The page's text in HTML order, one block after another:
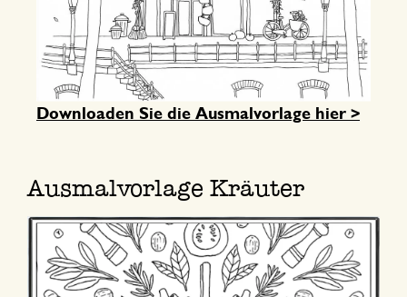
Downloaden Sie die Ausmalvorlage hier >
Ausmalvorlage Kräuter